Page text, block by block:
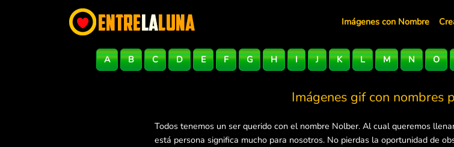
Imágenes con Nombre
A B C D E F G H I J K L M N O
Imágenes gif con nombres
Todos tenemos un ser querido con el nombre Nolber. Al cual queremos
está persona significa mucho para nosotros. No pierdas la oportunidad de